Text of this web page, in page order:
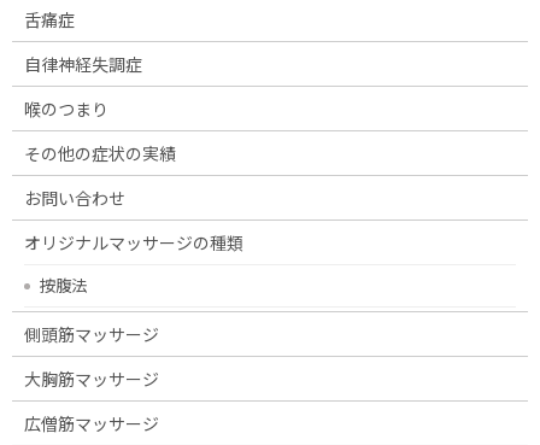
舌痛症
自律神経失調症
喉のつまり
その他の症状の実績
お問い合わせ
オリジナルマッサージの種類
按腹法
側頭筋マッサージ
大胸筋マッサージ
広僧筋マッサージ